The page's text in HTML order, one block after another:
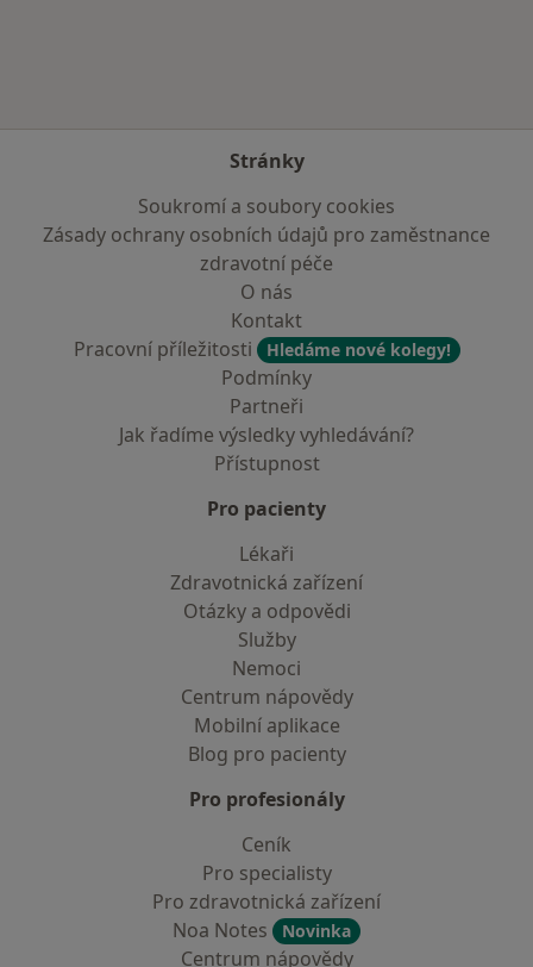
Stránky
Soukromí a soubory cookies
Zásady ochrany osobních údajů pro zaměstnance
zdravotní péče
O nás
Kontakt
Pracovní příležitosti
Hledáme nové kolegy!
Podmínky
Partneři
Jak řadíme výsledky vyhledávání?
Přístupnost
Pro pacienty
Lékaři
Zdravotnická zařízení
Otázky a odpovědi
Služby
Nemoci
Centrum nápovědy
Mobilní aplikace
Blog pro pacienty
Pro profesionály
Ceník
Pro specialisty
Pro zdravotnická zařízení
Noa Notes
Novinka
Centrum nápovědy